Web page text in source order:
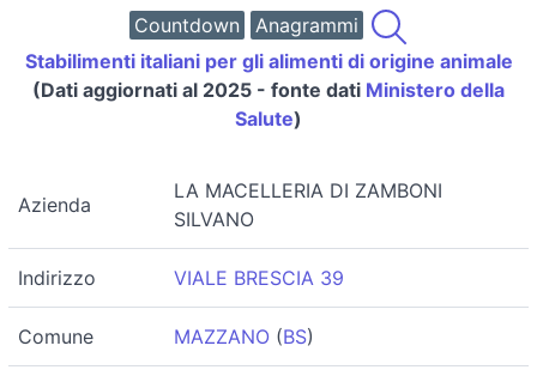
Countdown
Anagrammi
Stabilimenti italiani per gli alimenti di origine animale
(Dati aggiornati al 2025 - fonte dati Ministero della
Salute)
Azienda
LA MACELLERIA DI ZAMBONI
SILVANO
Indirizzo VIALE BRESCIA 39
Comune MAZZANO (BS)